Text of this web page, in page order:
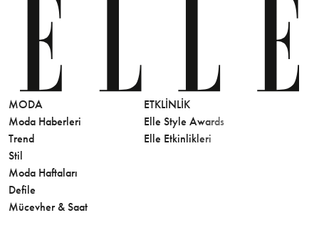
MODA
Moda Haberleri
Trend
Stil
Moda Haftaları
Defile
Mücevher & Saat
ETKLINLIK
Elle Style Awards
Elle Etkinlikleri